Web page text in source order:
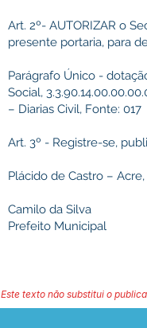
Art. 2º- AUTORIZAR o
presente portaria, para
Parágrafo Único -
Social,
– Diarias Civil, Fonte: 017
Art. 3º - Registre-se,
Plácido de Castro –
Camilo da Silva
Prefeito Municipal
Este texto não substitui o